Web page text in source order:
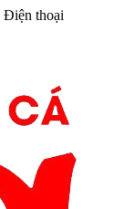
Điện thoại